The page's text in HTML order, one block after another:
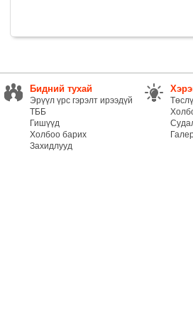
Бидний тухай
Эрүүл үрс гэрэлт ирээдүй
ТББ
Гишүүд
Холбоо барих
Захидлууд